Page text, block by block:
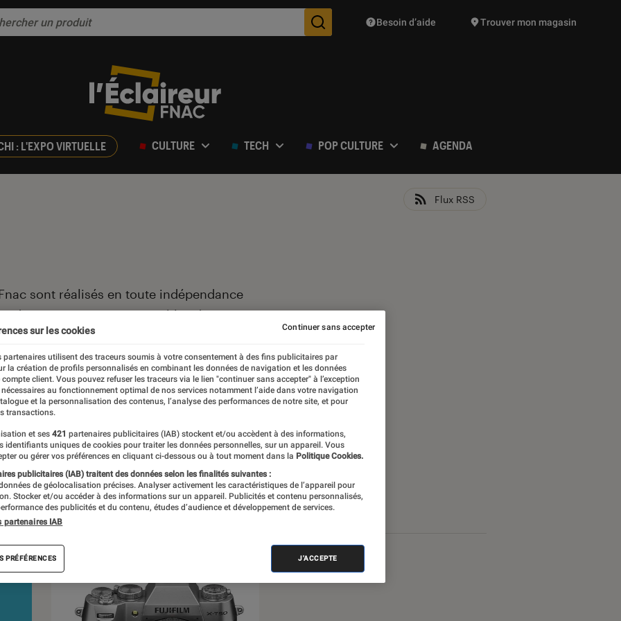
Des suggestions de produits vont vous être proposées
Besoin d’aide Trouver mon magasin
: L'EXPO VIRTUELLE CULTURE TECH POP CULTURE AGENDA
Flux RSS
sont réalisés en toute indépendance
depuis 1972. Les responsables de tests
à leur expertise, et aux équipements de
savoir plus,voir notre charte. Et pour
notrecomparateur.
sur les cookies
partenaires utilisent des traceurs soumis à votre consentement à des fins publicitaires par
la création de profils personnalisés en combinant les données de navigation et les données
compte client. Vous pouvez refuser les traceurs via le lien "continuer sans accepter" à l’exception
au fonctionnement optimal de nos services notamment l’aide dans votre navigation
et la personnalisation des contenus, l’analyse des performances de notre site, et pour
transactions.
et ses 421 partenaires publicitaires (IAB) stockent et/ou accèdent à des informations,
identifiants uniques de cookies pour traiter les données personnelles, sur un appareil. Vous
ou gérer vos préférences en cliquant ci-dessous ou à tout moment dans la Politique Cookies.
publicitaires (IAB) traitent des données selon les finalités suivantes :
de géolocalisation précises. Analyser activement les caractéristiques de l’appareil pour
Stocker et/ou accéder à des informations sur un appareil. Publicités et contenu personnalisés,
des publicités et du contenu, études d’audience et développement de services.
partenaires IAB
PRÉFÉRENCES J'ACCEPTE
Continuer sans accepter